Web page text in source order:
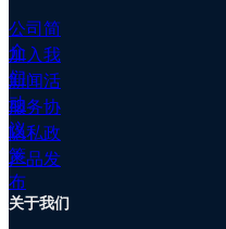
比
客
户
案
例
文
档
属
数据库 DevOps - 数据归
来不良影响。例如
公司简
介
加入我
们
新闻活
动
服务协
议
隐私政
策
产品发
布
关于我们